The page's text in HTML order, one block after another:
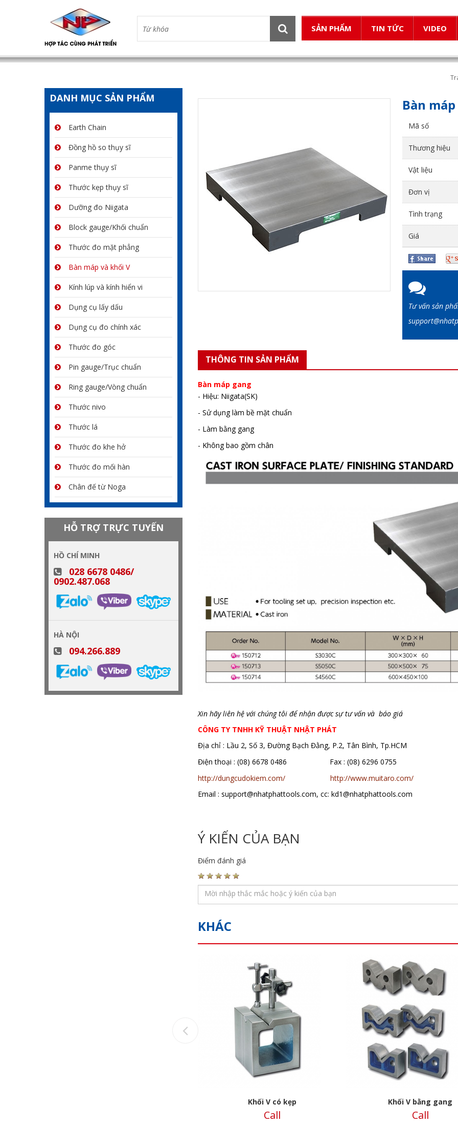
SẢN PHẨM TIN TỨC VIDEO
Bàn
Mã số
Thương hiệu
Vật liệu
Đơn vị
Tình trạng
Giá
Tư vấn sản
THÔNG TIN SẢN PHẨM
Bàn máp gang
- Hiệu: Niigata(SK)
- Sử dụng làm bề mặt chuẩn
- Làm bằng gang
- Không bao gồm chân
Xin hãy liên hệ với chúng tôi để nhận được sự tư vấn và báo giá
CÔNG TY TNHH KỸ THUẬT NHẬT PHÁT
Địa chỉ : Lầu 2, Số 3, Đường Bạch Đằng, P.2, Tân Bình, Tp.HCM
Điện thoại : (08) 6678 0486 Fax : (08) 6296 0755
http://dungcudokiem.com/
http://www.muitaro.com/
Email : support@nhatphattools.com, cc: kd1@nhatphattools.com
Ý KIẾN CỦA BẠN
Điểm đánh giá
KHÁC
Previous
Khối V có kẹp
Call
Khối V bằng gang
Call
DANH MỤC SẢN PHẨM
Earth Chain
Đồng hồ so thụy sĩ
Panme thụy sĩ
Thước kẹp thụy sĩ
Dưỡng đo Niigata
Block gauge/Khối chuẩn
Thước đo mặt phẳng
Bàn máp và khối V
Kính lúp và kính hiển vi
Dụng cụ lấy dấu
Dụng cụ đo chính xác
Thước đo góc
Pin gauge/Trục chuẩn
Ring gauge/Vòng chuẩn
Thước nivo
Thước lá
Thước đo khe hở
Thước đo mối hàn
Chân đế từ Noga
HỖ TRỢ TRỰC TUYẾN
HỒ CHÍ MINH
028 6678 0486/
0902.487.068
HÀ NỘI
094.266.889